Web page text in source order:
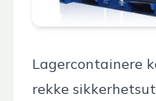
Lagercontainere
rekke